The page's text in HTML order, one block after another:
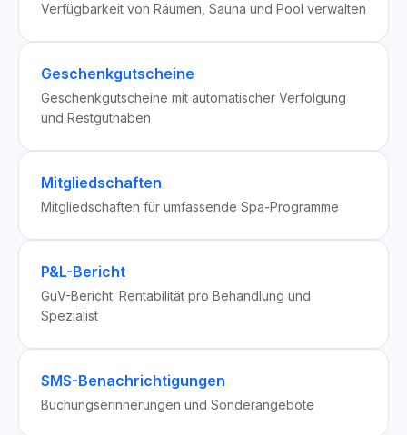
Verfügbarkeit von Räumen, Sauna und Pool verwalten
Geschenkgutscheine
Geschenkgutscheine mit automatischer Verfolgung
und Restguthaben
Mitgliedschaften
Mitgliedschaften für umfassende Spa-Programme
P&L-Bericht
GuV-Bericht: Rentabilität pro Behandlung und
Spezialist
SMS-Benachrichtigungen
Buchungserinnerungen und Sonderangebote